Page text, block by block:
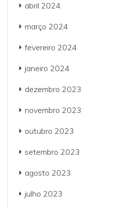
abril 2024
março 2024
fevereiro 2024
janeiro 2024
dezembro 2023
novembro 2023
outubro 2023
setembro 2023
agosto 2023
julho 2023